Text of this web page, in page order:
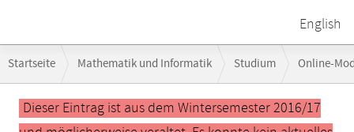
English
Navigation
Startseite Mathematik und Informatik Studium Online-
Hauptinhalt
Dieser Eintrag ist aus dem Wintersemester 2016/17